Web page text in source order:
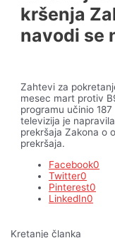
kršenja
navodi se
Zahtevi za
mesec mart protiv
programu učinio
televizija je
prekršaja Zakona o
prekršaja.
Facebook0
Twitter0
Pinterest0
LinkedIn0
Kretanje članka